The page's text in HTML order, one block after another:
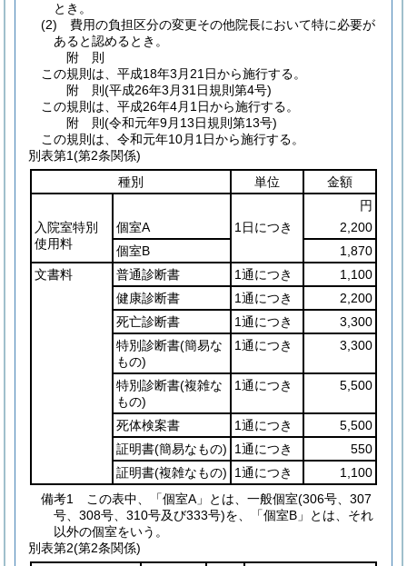
とき。
(2)
費用の負担区分の変更その他院長において特に必要が
あると認めるとき。
附 則
この規則は、平成18年3月21日から施行する。
附 則(平成26年3月31日規則第4号)
この規則は、平成26年4月1日から施行する。
附 則(令和元年9月13日規則第13号)
この規則は、令和元年10月1日から施行する。
別表第1(第2条関係)
種別
単位
金額
円
入院室特別
使用料
個室A 1日につき
2,200
個室B
1,870
文書料
普通診断書 1通につき
1,100
健康診断書
1通につき
2,200
死亡診断書
1通につき
3,300
特別診断書(簡易な
もの)
1通につき 3,300
特別診断書(複雑な
もの)
1通につき 5,500
死体検案書 1通につき
5,500
証明書(簡易なもの) 1通につき
550
証明書(複雑なもの) 1通につき
1,100
備考1 この表中、「個室A」とは、一般個室(306号、307
号、308号、310号及び333号)を、「個室B」とは、それ
以外の個室をいう。
別表第2(第2条関係)